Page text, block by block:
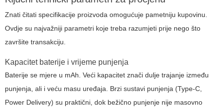
Znati čitati specifikacije proizvoda omogućuje pametniju kupovinu.
Ovdje su najvažniji parametri koje treba razumjeti prije nego što
završite transakciju.
Kapacitet baterije i vrijeme punjenja
Baterije se mjere u mAh. Veći kapacitet znači dulje trajanje između
punjenja, ali i veću masu uređaja. Brzi sustavi punjenja (Type-C,
Power Delivery) su praktični, dok bežično punjenje nije masovno